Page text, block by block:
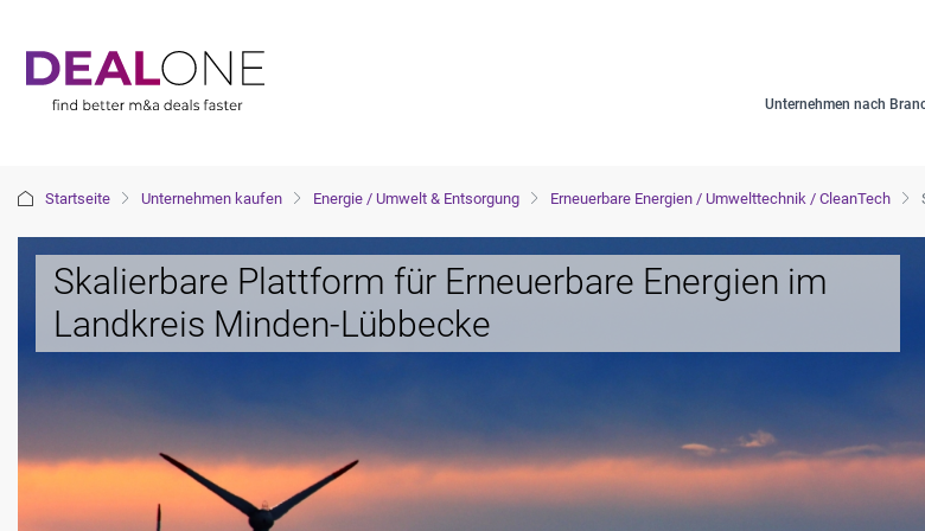
Unternehmen nach
Startseite Unternehmen kaufen Energie / Umwelt & Entsorgung Erneuerbare Energien / Umwelttechnik / CleanTech
Skalierbare Plattform für Erneuerbare Energien im
Landkreis Minden-Lübbecke